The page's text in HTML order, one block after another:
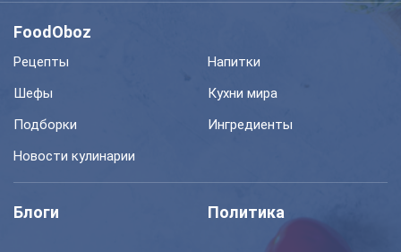
FoodOboz
Рецепты
Напитки
Шефы
Кухни мира
Подборки
Ингредиенты
Новости кулинарии
Блоги Политика